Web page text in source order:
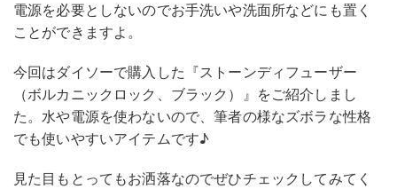
電源を必要としないのでお手洗いや洗面所などにも置く
ことができますよ。
今回はダイソーで購入した『ストーンディフューザー
（ボルカニックロック、ブラック）』をご紹介しまし
た。水や電源を使わないので、筆者の様なズボラな性格
でも使いやすいアイテムです♪
見た目もとってもお洒落なのでぜひチェックしてみてく